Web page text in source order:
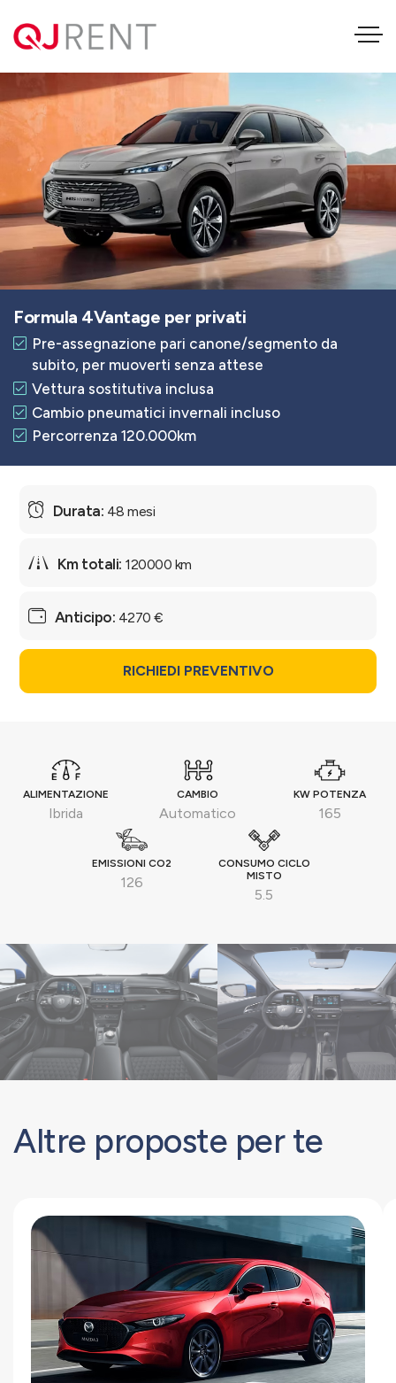
MG HS 1.5 T HEV LUXURY AT
Formula 4Vantage per privati
Pre-assegnazione pari canone/segmento da
subito, per muoverti senza attese
Vettura sostitutiva inclusa
Cambio pneumatici invernali incluso
Percorrenza 120.000km
ALIMENTAZIONE
Ibrida
CAMBIO
Automatico
KW POTENZA
165
EMISSIONI CO2
126
CONSUMO CICLO
MISTO
5.5
48 mesi
120000 km
4270 €
RICHIEDI PREVENTIVO
Altre proposte per te